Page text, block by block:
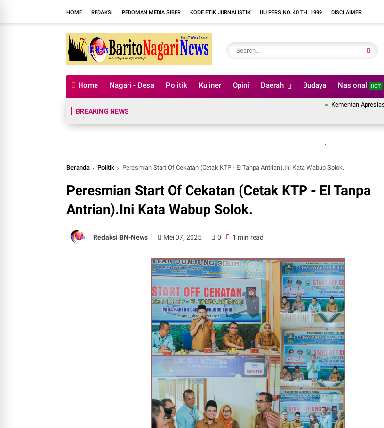
HOME REDAKSI PEDOMAN MEDIA SIBER KODE ETIK JURNALISTIK UU PERS NO. 40 TH. 1999 DISCLAIMER
Home Nagari - Desa Politik Kuliner Opini Daerah Budaya Nasional HOT
BREAKING NEWS
Kementan Apresiasi
.
Beranda Politik Peresmian Start Of Cekatan (Cetak KTP - El Tanpa Antrian).Ini Kata Wabup Solok.
Peresmian Start Of Cekatan (Cetak KTP - El Tanpa
Antrian).Ini Kata Wabup Solok.
Redaksi BN-News Mei 07, 2025 0 1 min read